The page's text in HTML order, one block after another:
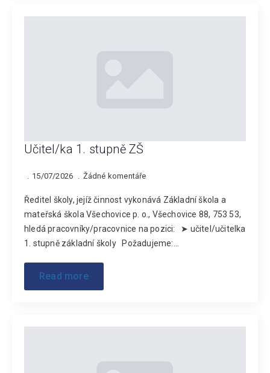
Učitel/ka 1. stupně ZŠ
15/07/2026 Žádné komentáře
Ředitel školy, jejíž činnost vykonává Základní škola a
mateřská škola Všechovice p. o., Všechovice 88, 753 53,
hledá pracovníky/pracovnice na pozici: ➤ učitel/učitelka
1. stupně základní školy Požadujeme:…
Read more